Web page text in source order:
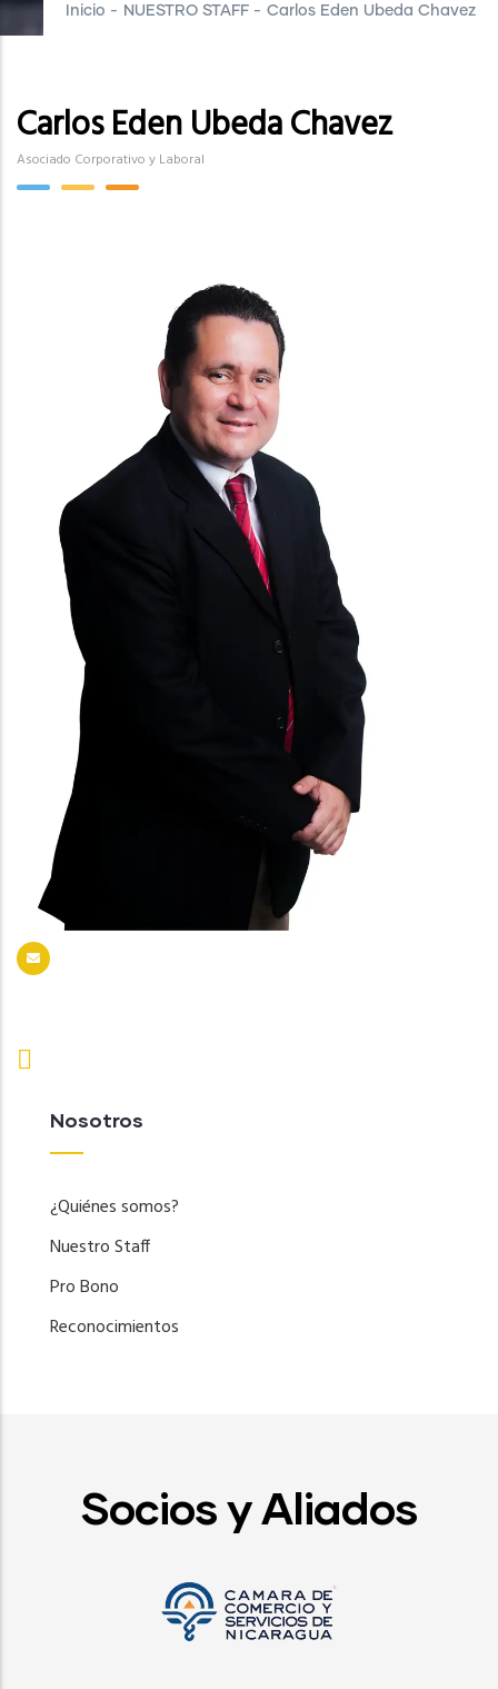
Inicio - NUESTRO STAFF - Carlos Eden Ubeda Chavez
Carlos Eden Ubeda Chavez
Asociado Corporativo y Laboral
Nosotros
¿Quiénes somos?
Nuestro Staff
Pro Bono
Reconocimientos
Socios y Aliados